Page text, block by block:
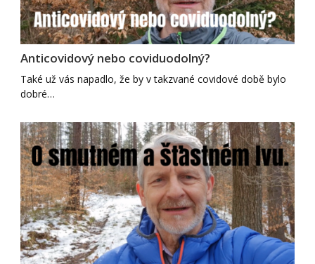
Anticovidový nebo coviduodolný?
Také už vás napadlo, že by v takzvané covidové době bylo
dobré…